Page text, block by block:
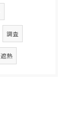
調査
遮熱